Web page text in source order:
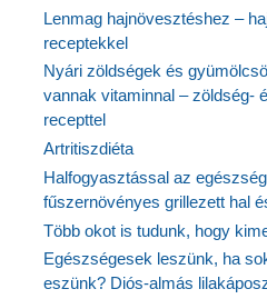
Lenmag hajnövesztéshez –
receptekkel
Nyári zöldségek és
vannak vitaminnal – zöldség-
recepttel
Artritiszdiéta
Halfogyasztással az
fűszernövényes grillezett hal
Több okot is tudunk, hogy
Egészségesek leszünk, ha
eszünk? Diós-almás